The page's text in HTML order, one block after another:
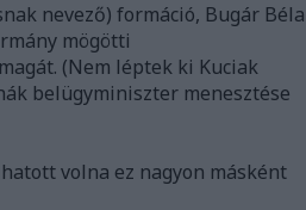
nevező) formáció, Bugár Béla
mögötti
(Nem léptek ki Kuciak
belügyminiszter menesztése
volna ez nagyon másként